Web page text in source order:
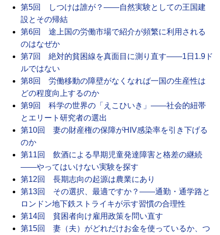
第5回 しつけは誰が？――自然実験としての王国建
設とその帰結
第6回 途上国の労働市場で紹介が頻繁に利用される
のはなぜか
第7回 絶対的貧困線を真面目に測り直す――1日1.9ド
ルではない
第8回 労働移動の障壁がなくなれば一国の生産性は
どの程度向上するのか
第9回 科学の世界の「えこひいき」――社会的紐帯
とエリート研究者の選出
第10回 妻の財産権の保障がHIV感染率を引き下げる
のか
第11回 飲酒による早期児童発達障害と格差の継続
――やってはいけない実験を探す
第12回 長期志向の起源は農業にあり
第13回 その選択、最適ですか？――通勤・通学路と
ロンドン地下鉄ストライキが示す習慣の合理性
第14回 貧困者向け雇用政策を問い直す
第15回 妻（夫）がどれだけお金を使っているか、つ